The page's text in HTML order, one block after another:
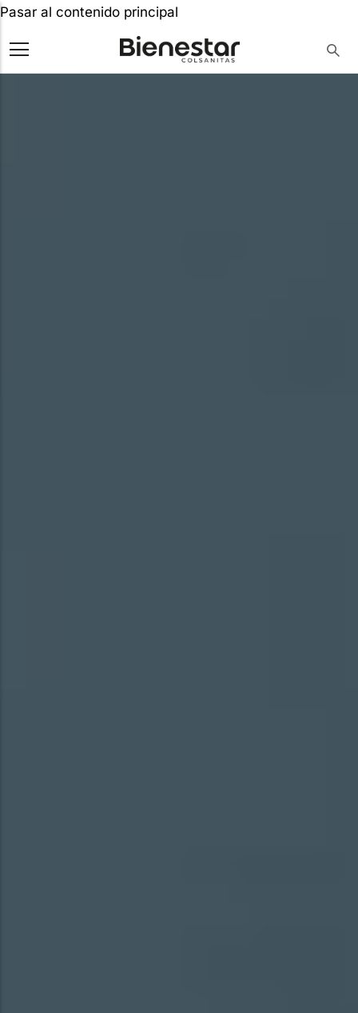
Pasar al contenido principal